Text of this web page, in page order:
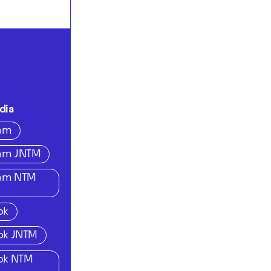
JNTM
NTM
JNTM
NTM